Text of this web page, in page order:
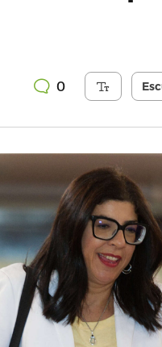
0